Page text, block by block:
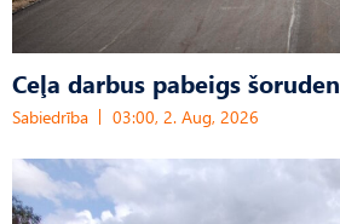
Ceļa darbus pabeigs šoruden
Sabiedrība 03:00, 2. Aug, 2026